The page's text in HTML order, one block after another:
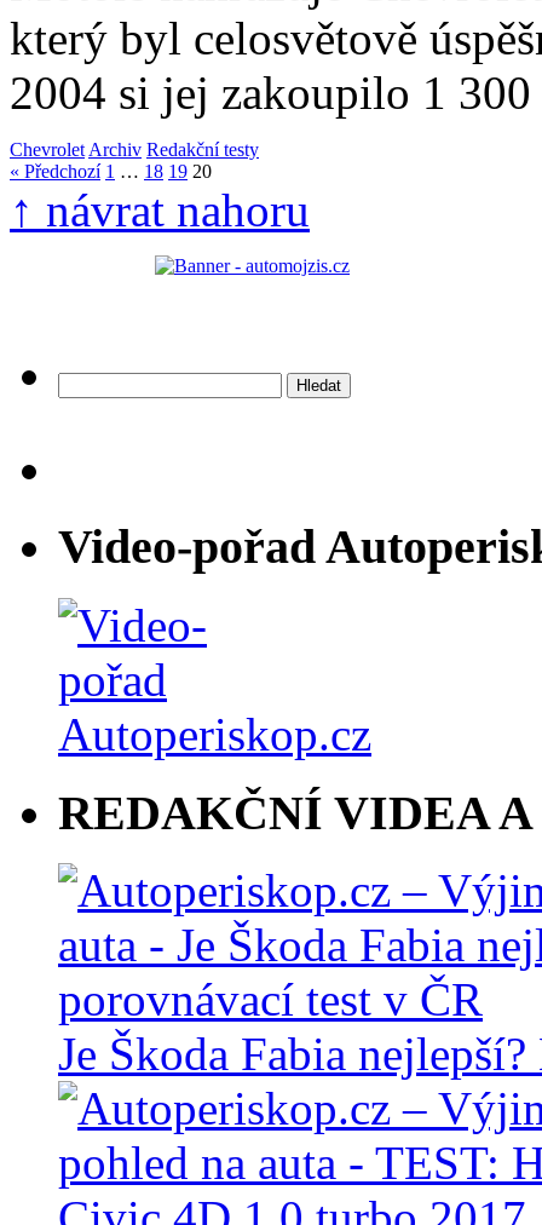
který byl celosvětově
2004 si jej zakoupilo 1 300
Chevrolet Archiv Redakční testy
« Předchozí 1 … 18 19 20
↑ návrat nahoru
Video-pořad
REDAKČNÍ VIDEA A
Je Škoda Fabia